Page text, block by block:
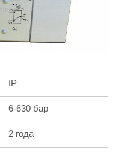
IP
6-630 бар
2 года